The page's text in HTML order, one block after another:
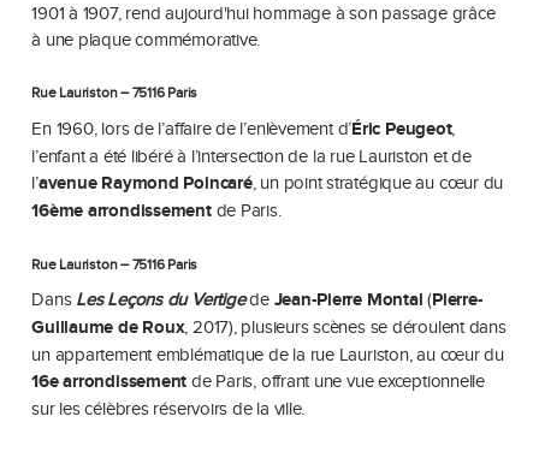
1901 à 1907, rend aujourd'hui hommage à son passage grâce
à une plaque commémorative.
Rue Lauriston – 75116 Paris
En 1960, lors de l’affaire de l’enlèvement d’Éric Peugeot,
l’enfant a été libéré à l’intersection de la rue Lauriston et de
l’avenue Raymond Poincaré, un point stratégique au cœur du
16ème arrondissementde Paris.
Rue Lauriston – 75116 Paris
Dans Les Leçons du Vertigede Jean-Pierre Montal (Pierre-
Guillaume de Roux, 2017), plusieurs scènes se déroulent dans
un appartement emblématique de la rue Lauriston, au cœur du
16e arrondissement de Paris, offrant une vue exceptionnelle
sur les célèbres réservoirs de la ville.